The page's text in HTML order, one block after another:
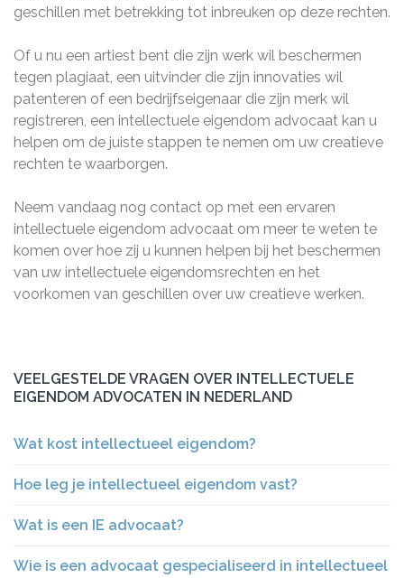
geschillen met betrekking tot inbreuken op deze rechten.
Of u nu een artiest bent die zijn werk wil beschermen
tegen plagiaat, een uitvinder die zijn innovaties wil
patenteren of een bedrijfseigenaar die zijn merk wil
registreren, een intellectuele eigendom advocaat kan u
helpen om de juiste stappen te nemen om uw creatieve
rechten te waarborgen.
Neem vandaag nog contact op met een ervaren
intellectuele eigendom advocaat om meer te weten te
komen over hoe zij u kunnen helpen bij het beschermen
van uw intellectuele eigendomsrechten en het
voorkomen van geschillen over uw creatieve werken.
VEELGESTELDE VRAGEN OVER INTELLECTUELE
EIGENDOM ADVOCATEN IN NEDERLAND
Wat kost intellectueel eigendom?
Hoe leg je intellectueel eigendom vast?
Wat is een IE advocaat?
Wie is een advocaat gespecialiseerd in intellectueel